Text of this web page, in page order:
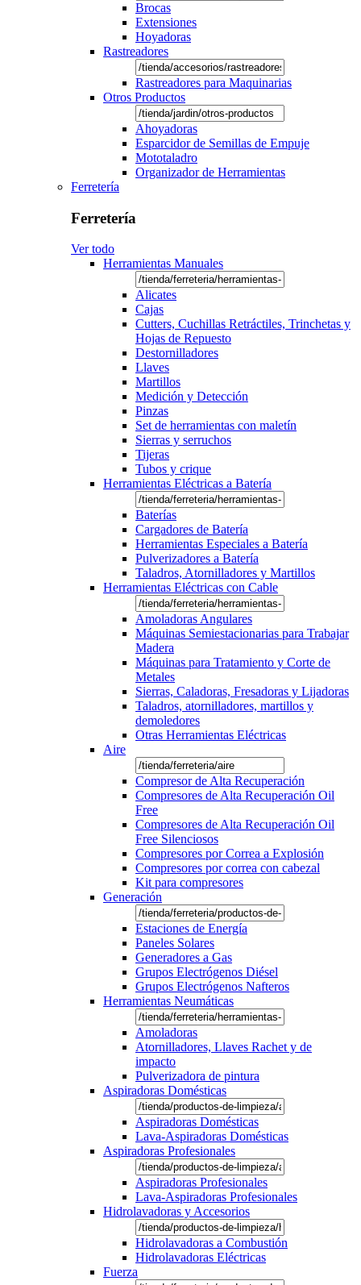
Brocas
Extensiones
Hoyadoras
Rastreadores
Rastreadores para Maquinarias
Otros Productos
Ahoyadoras
Esparcidor de Semillas de Empuje
Mototaladro
Organizador de Herramientas
Ferretería
Ferretería
Ver todo
Herramientas Manuales
Alicates
Cajas
Cutters, Cuchillas Retráctiles, Trinchetas y
Hojas de Repuesto
Destornilladores
Llaves
Martillos
Medición y Detección
Pinzas
Set de herramientas con maletín
Sierras y serruchos
Tijeras
Tubos y crique
Herramientas Eléctricas a Batería
Baterías
Cargadores de Batería
Herramientas Especiales a Batería
Pulverizadores a Batería
Taladros, Atornilladores y Martillos
Herramientas Eléctricas con Cable
Amoladoras Angulares
Máquinas Semiestacionarias para Trabajar
Madera
Máquinas para Tratamiento y Corte de
Metales
Sierras, Caladoras, Fresadoras y Lijadoras
Taladros, atornilladores, martillos y
demoledores
Otras Herramientas Eléctricas
Aire
Compresor de Alta Recuperación
Compresores de Alta Recuperación Oil
Free
Compresores de Alta Recuperación Oil
Free Silenciosos
Compresores por Correa a Explosión
Compresores por correa con cabezal
Kit para compresores
Generación
Estaciones de Energía
Paneles Solares
Generadores a Gas
Grupos Electrógenos Diésel
Grupos Electrógenos Nafteros
Herramientas Neumáticas
Amoladoras
Atornilladores, Llaves Rachet y de
impacto
Pulverizadora de pintura
Aspiradoras Domésticas
Aspiradoras Domésticas
Lava-Aspiradoras Domésticas
Aspiradoras Profesionales
Aspiradoras Profesionales
Lava-Aspiradoras Profesionales
Hidrolavadoras y Accesorios
Hidrolavadoras a Combustión
Hidrolavadoras Eléctricas
Fuerza